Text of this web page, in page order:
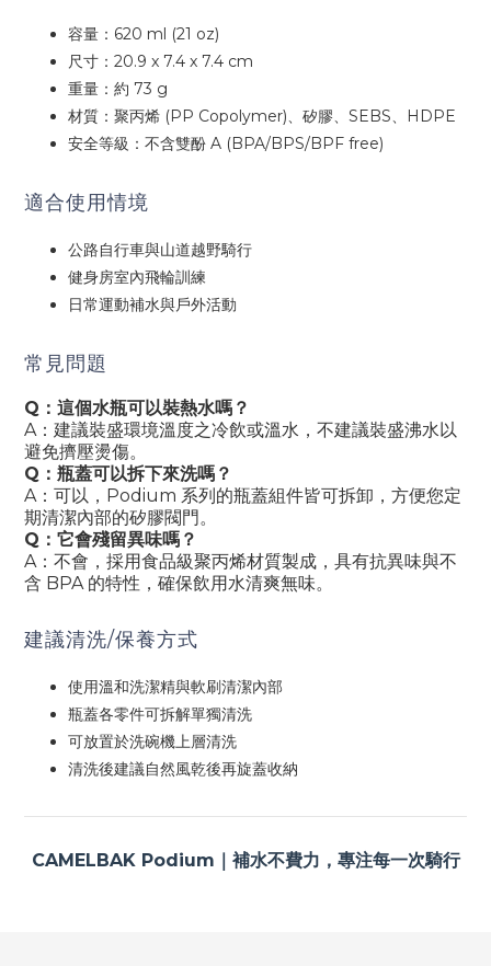
容量：620 ml (21 oz)
尺寸：20.9 x 7.4 x 7.4 cm
重量：約 73 g
材質：聚丙烯 (PP Copolymer)、矽膠、SEBS、HDPE
安全等級：不含雙酚 A (BPA/BPS/BPF free)
適合使用情境
公路自行車與山道越野騎行
健身房室內飛輪訓練
日常運動補水與戶外活動
常見問題
Q：這個水瓶可以裝熱水嗎？
A：建議裝盛環境溫度之冷飲或溫水，不建議裝盛沸水以
避免擠壓燙傷。
Q：瓶蓋可以拆下來洗嗎？
A：可以，Podium 系列的瓶蓋組件皆可拆卸，方便您定
期清潔內部的矽膠閥門。
Q：它會殘留異味嗎？
A：不會，採用食品級聚丙烯材質製成，具有抗異味與不
含 BPA 的特性，確保飲用水清爽無味。
建議清洗/保養方式
使用溫和洗潔精與軟刷清潔內部
瓶蓋各零件可拆解單獨清洗
可放置於洗碗機上層清洗
清洗後建議自然風乾後再旋蓋收納
CAMELBAK Podium｜補水不費力，專注每一次騎行